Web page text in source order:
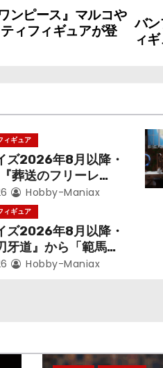
バ
ィ
ンピース』マルコや
ィフィギュアが登
ィギュア
ズ2026年8月以降・
葬送のフリーレ
300年働くことにな
た「フリーレン」を
Hobby-Maniax
ィギュア
ズ2026年8月以降・
牙道』から「範馬勇
場ッッ!!
Hobby-Maniax